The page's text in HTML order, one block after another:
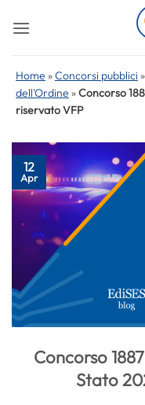
Home »Concorsi pubblici »
dell'Ordine »Concorso
riservato VFP
12
Apr
Concorso
Stato